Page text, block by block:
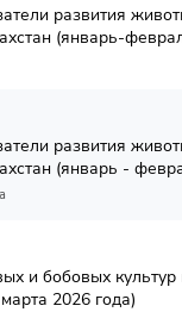
развития
(январь-
развития
(январь -
и бобовых культур
2026 года)